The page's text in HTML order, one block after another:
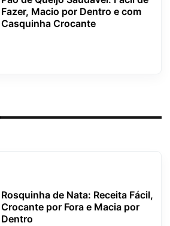
Fazer, Macio por Dentro e com
Casquinha Crocante
Rosquinha de Nata: Receita Fácil,
Crocante por Fora e Macia por
Dentro